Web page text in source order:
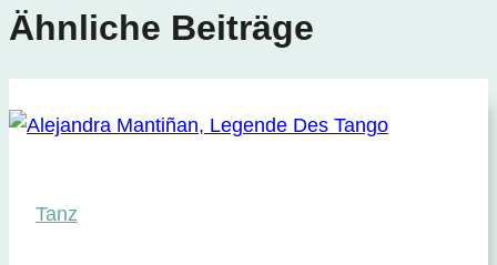
Ähnliche Beiträge
Tanz